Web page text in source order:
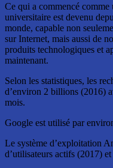
Ce qui a commencé
universitaire est devenu
monde, capable non
sur Internet, mais aussi de
produits technologiques et
maintenant.
Selon les statistiques, les
d’environ 2 billions (2016)
mois.
Google est utilisé par
Le système d’exploitation
d’utilisateurs actifs (2017)